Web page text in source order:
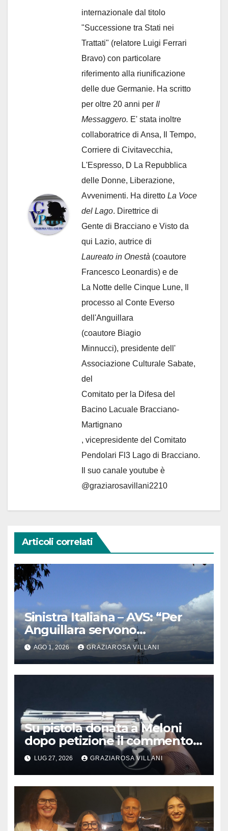
internazionale dal titolo
"Successione tra Stati nei
Trattati" (relatore Luigi Ferrari
Bravo) con particolare
riferimento alla riunificazione
delle due Germanie. Ha scritto
per oltre 20 anni per Il
Messaggero. E' stata inoltre
collaboratrice di Ansa, Il Tempo,
Corriere di Civitavecchia,
L'Espresso, D La Repubblica
delle Donne, Liberazione,
Avvenimenti. Ha diretto La Voce
del Lago. Direttrice di
Gente di Bracciano e Visto da
qui Lazio, autrice di
Laureato in Onestà (coautore
Francesco Leonardis) e de
La Notte delle Cinque Lune, Il
processo al Conte Everso
dell'Anguillara
(coautore Biagio
Minnucci), presidente dell'
Associazione Culturale Sabate,
del
Comitato per la Difesa del
Bacino Lacuale Bracciano-
Martignano
, vicepresidente del Comitato
Pendolari Fl3 Lago di Bracciano.
Il suo canale youtube è
@graziarosavillani2210
Articoli correlati
Sinistra Italiana – AVS: “Per
Anguillara servono
trasparenza, partecipazione e
scelte politiche coraggiose”
AGO 1, 2026 GRAZIAROSA VILLANI
Su pistola donata a Meloni
dopo petizione il commento
del vescovo partenopeo
Mimmo Battaglia
LUG 27, 2026 GRAZIAROSA VILLANI